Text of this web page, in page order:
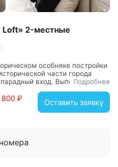
Loft» 2-местные
особняке постройки
части города
вход. Выполнена в
или двух человек. Отличное
или принятия
Подробнее
800 ₽ Оставить заявку